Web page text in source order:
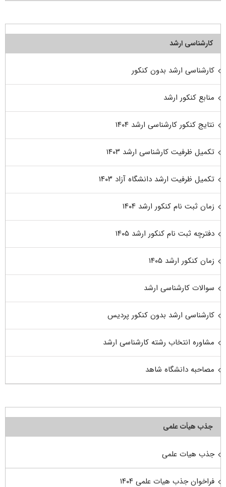
کارشناسی ارشد
کارشناسی ارشد بدون کنکور
منابع کنکور ارشد
نتایج کنکور کارشناسی ارشد ۱۴۰۴
تکمیل ظرفیت کارشناسی ارشد ۱۴۰۳
تکمیل ظرفیت ارشد دانشگاه آزاد ۱۴۰۳
زمان ثبت نام کنکور ارشد ۱۴۰۴
دفترچه ثبت نام کنکور ارشد ۱۴۰۵
زمان کنکور ارشد ۱۴۰۵
سوالات کارشناسی ارشد
کارشناسی ارشد بدون کنکور پردیس
مشاوره انتخاب رشته کارشناسی ارشد
مصاحبه دانشگاه شاهد
جذب هیأت علمی
جذب هیات علمی
فراخوان جذب هیات علمی ۱۴۰۴